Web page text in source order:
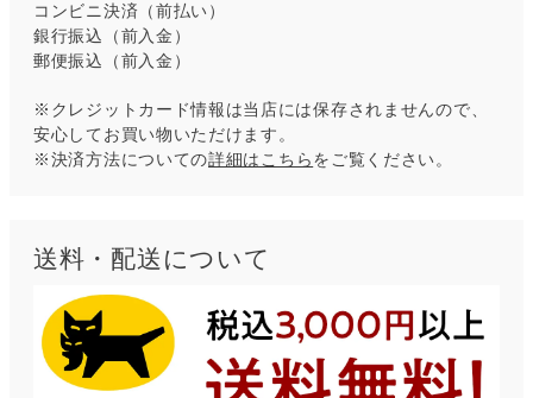
コンビニ決済（前払い）
銀行振込（前入金）
郵便振込（前入金）
※クレジットカード情報は当店には保存されませんので、
安心してお買い物いただけます。
※決済方法についての詳細はこちらをご覧ください。
送料・配送について